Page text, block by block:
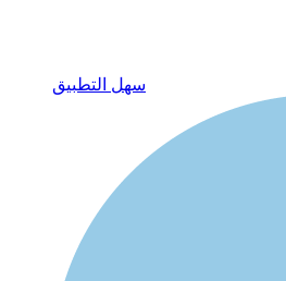
سهل التطبيق